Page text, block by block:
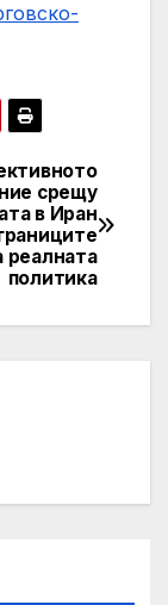
срещу
в Иран
реалната
политика